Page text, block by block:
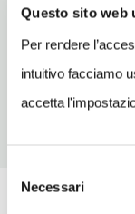
Questo sito web
Per rendere
intuitivo facciamo
accetta
delNecessari
METRO